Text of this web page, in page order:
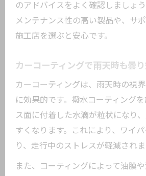
のアドバイスをよく確認しましょ
メンテナンス性の高い製品や、サ
施工店を選ぶと安心です。
カーコーティングで雨天時も曇
カーコーティングは、雨天時の視
に効果的です。撥水コーティング
ス面に付着した水滴が粒状になり
すくなります。これにより、ワイ
り、走行中のストレスが軽減されま
また、コーティングによって油膜